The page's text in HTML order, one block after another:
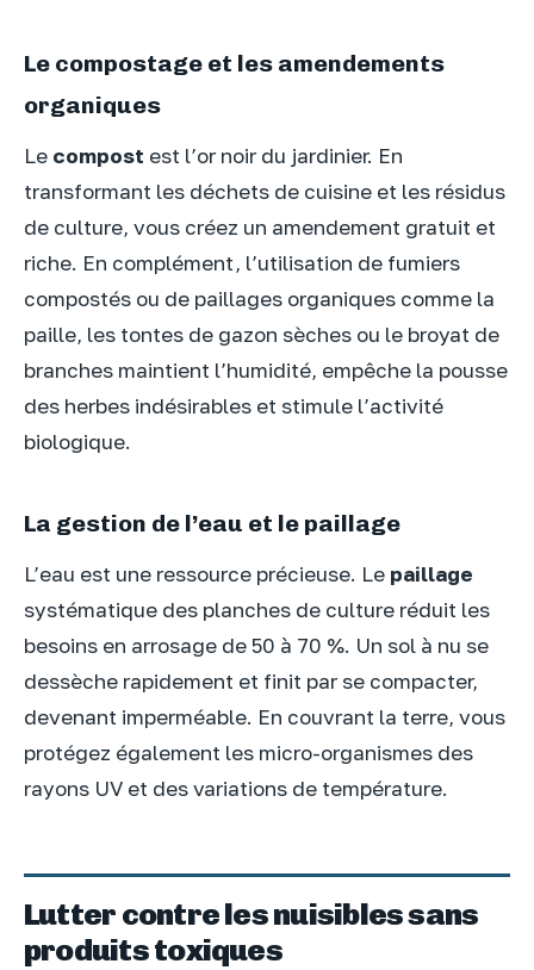
Le compostage et les amendements
organiques
Le compost est l’or noir du jardinier. En
transformant les déchets de cuisine et les résidus
de culture, vous créez un amendement gratuit et
riche. En complément, l’utilisation de fumiers
compostés ou de paillages organiques comme la
paille, les tontes de gazon sèches ou le broyat de
branches maintient l’humidité, empêche la pousse
des herbes indésirables et stimule l’activité
biologique.
La gestion de l’eau et le paillage
L’eau est une ressource précieuse. Le paillage
systématique des planches de culture réduit les
besoins en arrosage de 50 à 70 %. Un sol à nu se
dessèche rapidement et finit par se compacter,
devenant imperméable. En couvrant la terre, vous
protégez également les micro-organismes des
rayons UV et des variations de température.
Lutter contre les nuisibles sans
produits toxiques